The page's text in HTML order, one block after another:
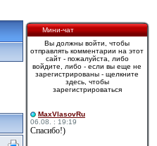
Мини-чат
Вы должны войти, чтобы
отправлять комментарии на этот
сайт - пожалуйста, либо
войдите, либо - если вы еще не
зарегистрированы - щелкните
здесь, чтобы
зарегистрироваться
MaxVlasovRu
06.08. : 19:19
Спасибо!)